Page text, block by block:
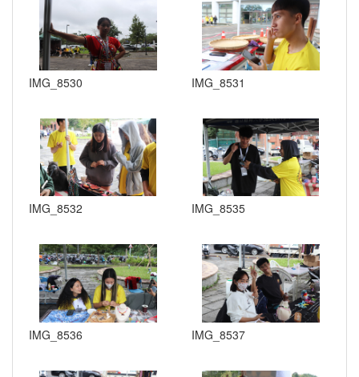
IMG_8530 IMG_8531
IMG_8532 IMG_8535
IMG_8536 IMG_8537